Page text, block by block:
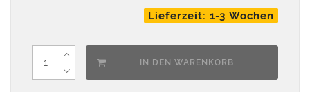
Lieferzeit: 1-3 Wochen
IN DEN WARENKORB